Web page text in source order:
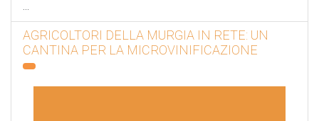
AGRICOLTORI DELLA MURGIA IN RETE: UN
CANTINA PER LA MICROVINIFICAZIONE